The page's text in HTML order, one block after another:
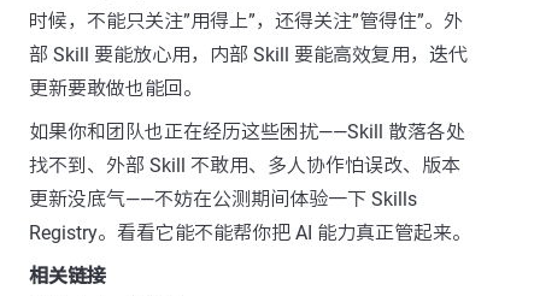
时候，不能只关注”用得上”，还得关注”管得住”。外
部 Skill 要能放心用，内部 Skill 要能高效复用，迭代
更新要敢做也能回。
如果你和团队也正在经历这些困扰——Skill 散落各处
找不到、外部 Skill 不敢用、多人协作怕误改、版本
更新没底气——不妨在公测期间体验一下 Skills
Registry。看看它能不能帮你把 AI 能力真正管起来。
相关链接